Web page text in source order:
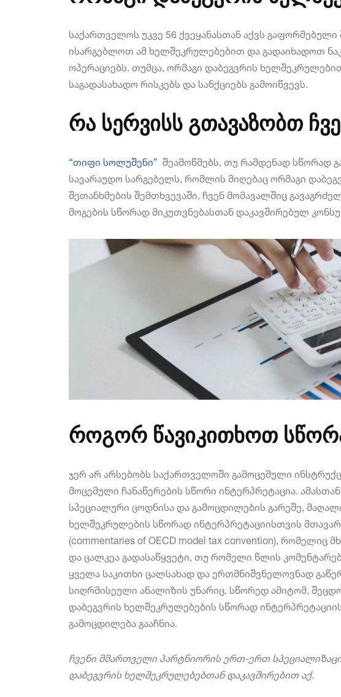
საქართველოს უკვე 56 ქვეყანასთან აქვს
ისარგებლოთ ამ ხელშეკრულებებით და გადაიხადოთ
ოპერაციებს. თუმცა, ორმაგი დაბეგვრის
საგადასახადო რისკებს და სანქციებს გამოიწვევს.
რა სერვისს გთავაზობთ
“თიფი სოლუშენი” შეამოწმებს, თუ რამდენად სწორად
სავარაუდო სარგებელს, რომლის მიღებაც ორმაგი
შეთანხმების შემთხვევაში, ჩვენ მომავალშიც
მოგების სწორად მიკუთვნებასთან დაკავშირებულ
როგორ წავიკითხოთ
ჯერ არ არსებობს საქართველოში გამოცემული
მოცემული ჩანაწერების სწორი ინტერპრეტაცია.
სპეციალური ცოდნისა და გამოცდილების გარეშე,
ხელშეკრულების სწორად ინტერპრეტაციისთვის
(commentaries of OECD model tax convention),
და ცალკეა გადასაწყვეტი, თუ რომელი წლის
ყველა საკითხი ცალსახად და ერთმნიშვნელოვნად
სიღრმისეული ანალიზის უნარიც. სწორედ ამიტომ,
დაბეგვრის ხელშეკრულებების სწორად
გამოცდილება გააჩნია.
ჩვენი მმართველი პარტნიორის ერთ-ერთ
დაბეგვრის ხელშეკრულებებთან დაკავშირებით აქ.